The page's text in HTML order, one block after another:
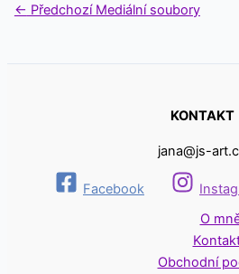
← Předchozí Mediální soubory
KONTAKT
jana@js-
Facebook
O
Obchodní